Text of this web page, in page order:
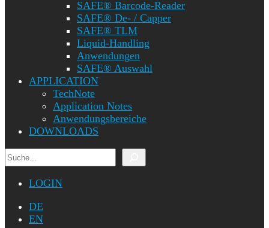
SAFE® Barcode-Reader
SAFE® De- / Capper
SAFE® TLM
Liquid-Handling
Anwendungen
SAFE® Auswahl
APPLICATION
TechNote
Application Notes
Anwendungsbereiche
DOWNLOADS
Suchen
LOGIN
DE
EN